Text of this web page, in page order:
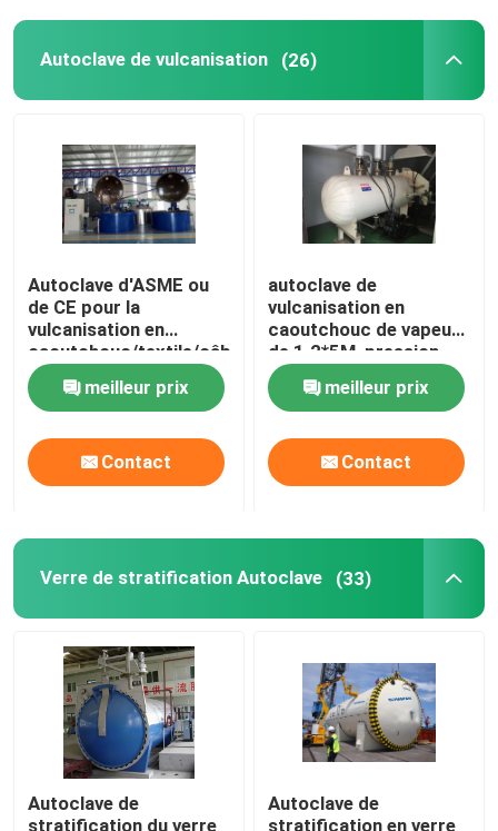
Autoclave de vulcanisation (26)
Autoclave d'ASME ou
de CE pour la
vulcanisation en
caoutchouc/textile/câble
et les industries de
chimie meilleur prix
Contact
autoclave de
vulcanisation en
caoutchouc de vapeur
de 1.2*5M, pression
hydraulique d'autoclave
industrielmeilleur prix
Contact
Verre de stratification Autoclave (33)
Autoclave de
stratification du verre
Autoclave de
stratification en verre